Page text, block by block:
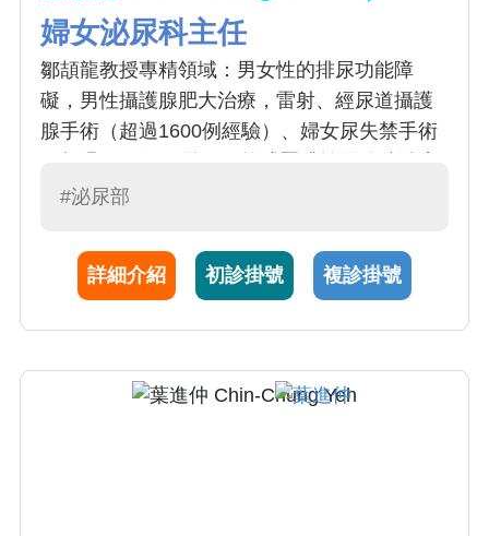
婦女泌尿科主任
鄒頡龍教授專精領域：男女性的排尿功能障
礙，男性攝護腺肥大治療，雷射、經尿道攝護
腺手術（超過1600例經驗）、婦女尿失禁手術
複雜結石、一般泌尿疾病的診斷與治療。鄒教
好成效。
鄒教授於台北榮總完成專科醫師訓練，先後赴
論文，並應邀於國內外醫學會擔任座長及演講
者。現為教育部部定教授，台灣尿失禁防治協
#泌尿部
詳細介紹 初診掛號 複診掛號